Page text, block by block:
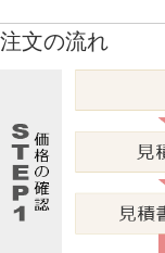
注文の流れ